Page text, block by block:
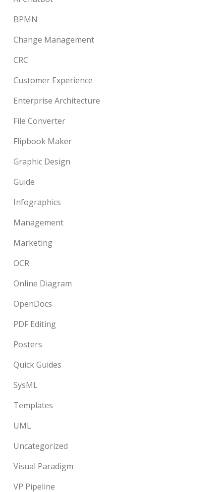
BPMN
Change Management
CRC
Customer Experience
Enterprise Architecture
File Converter
Flipbook Maker
Graphic Design
Guide
Infographics
Management
Marketing
OCR
Online Diagram
OpenDocs
PDF Editing
Posters
Quick Guides
SysML
Templates
UML
Uncategorized
Visual Paradigm
VP Pipeline